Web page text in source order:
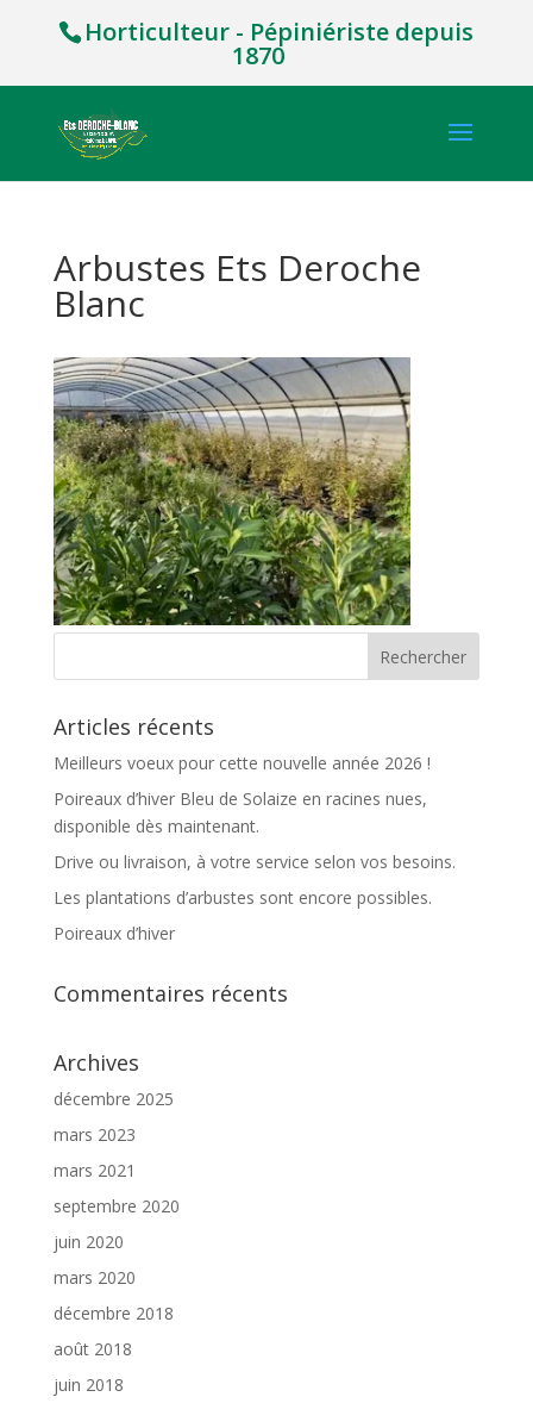
Horticulteur - Pépiniériste depuis
1870
Arbustes Ets Deroche
Blanc
Articles récents
Meilleurs voeux pour cette nouvelle année 2026 !
Poireaux d’hiver Bleu de Solaize en racines nues,
disponible dès maintenant.
Drive ou livraison, à votre service selon vos besoins.
Les plantations d’arbustes sont encore possibles.
Poireaux d’hiver
Commentaires récents
Archives
décembre 2025
mars 2023
mars 2021
septembre 2020
juin 2020
mars 2020
décembre 2018
août 2018
juin 2018